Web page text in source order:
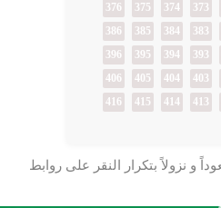
373
374
375
376
383
384
385
386
393
394
395
396
403
404
405
406
413
414
415
416
و نزولاً بتكرار النقر على روابط